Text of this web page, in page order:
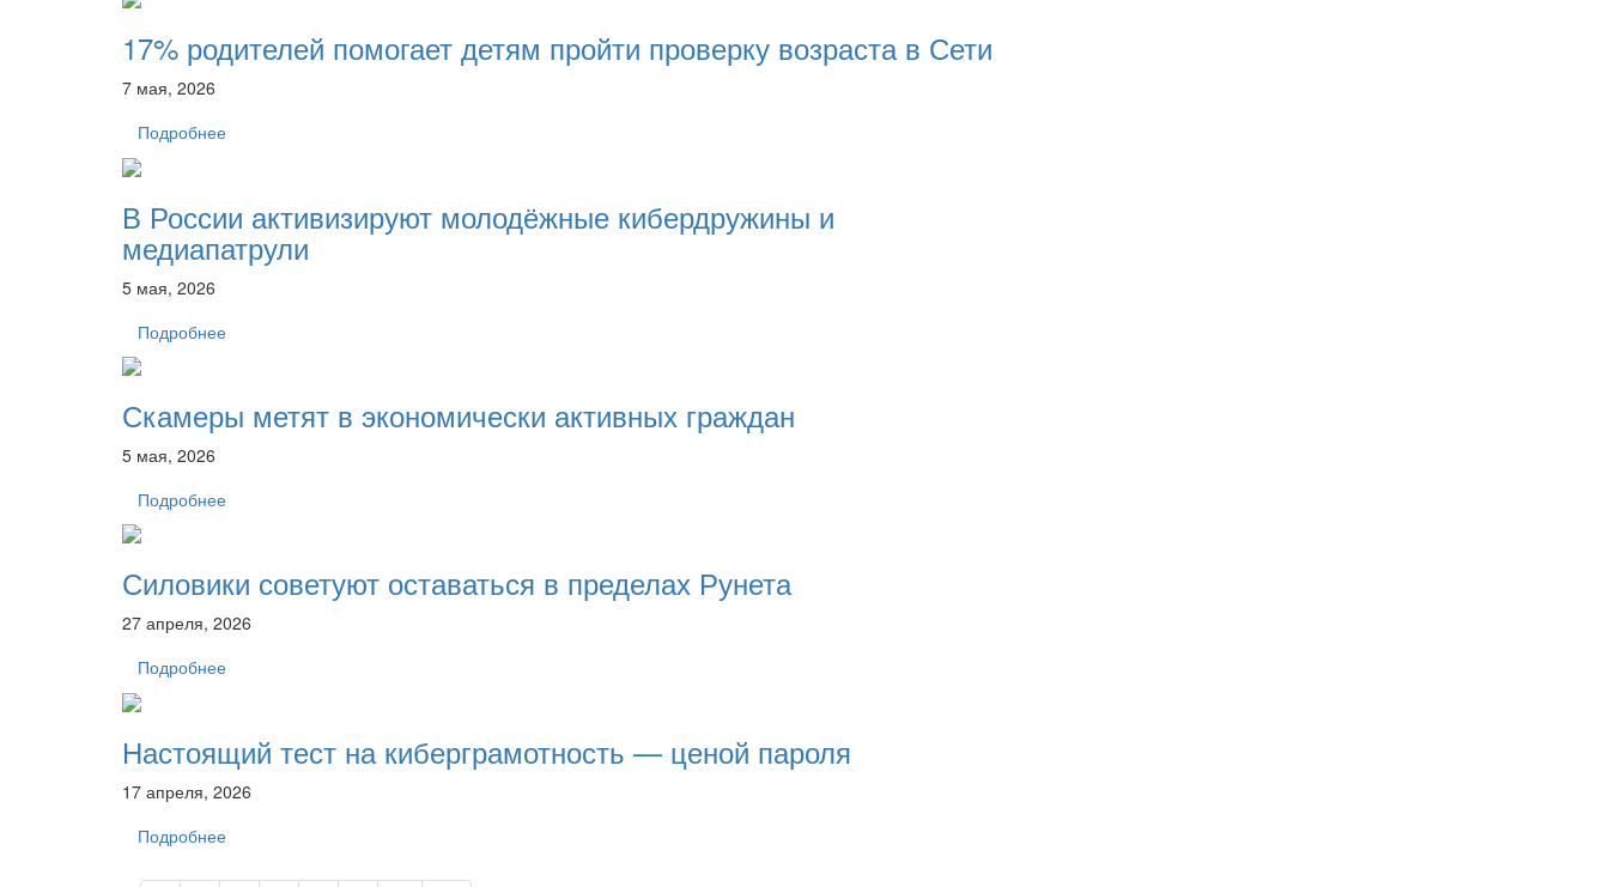
17% родителей помогает детям пройти проверку возраста в Сети
7 мая, 2026
Подробнее
В России активизируют молодёжные кибердружины и
медиапатрули
5 мая, 2026
Подробнее
Скамеры метят в экономически активных граждан
5 мая, 2026
Подробнее
Силовики советуют оставаться в пределах Рунета
27 апреля, 2026
Подробнее
Настоящий тест на киберграмотность — ценой пароля
17 апреля, 2026
Подробнее